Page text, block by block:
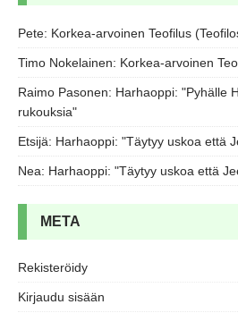
Pete: Korkea-arvoinen Teofilus
Timo Nokelainen: Korkea-arvoinen
Raimo Pasonen: Harhaoppi: "Pyhälle
rukouksia"
Etsijä: Harhaoppi: "Täytyy uskoa että
Nea: Harhaoppi: "Täytyy uskoa että
META
Rekisteröidy
Kirjaudu sisään